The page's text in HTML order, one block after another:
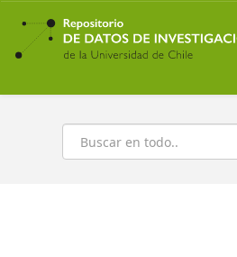
Ir
contenido
principal
Buscar